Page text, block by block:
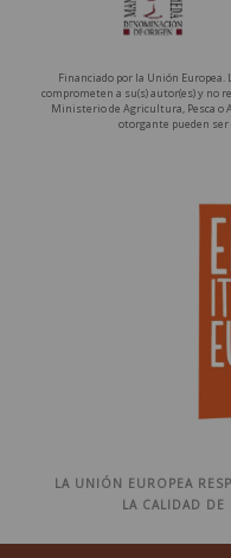
Financiado por la Unión
comprometen a su(s) autor(es) y no
Ministerio de Agricultura, Pesca o
otorgante pueden ser
LA UNIÓN EUROPEA
LA CALIDAD DE